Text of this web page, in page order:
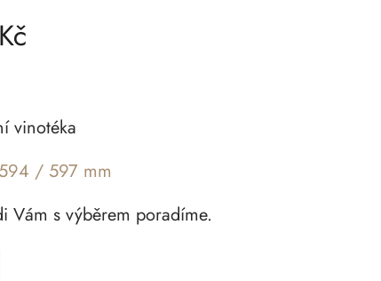
vinotéka
/ 597 mm
Vám s výběrem poradíme.